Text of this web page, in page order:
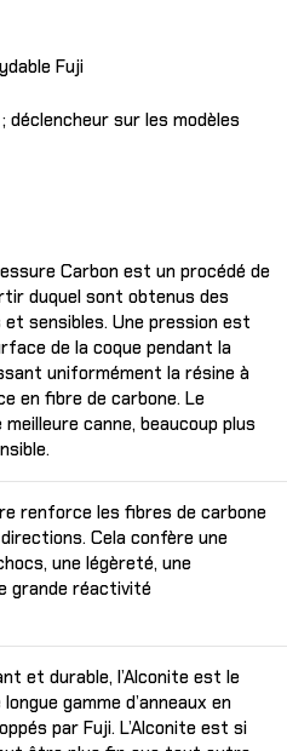
Fuji
déclencheur sur les modèles
Carbon est un procédé de
duquel sont obtenus des
sensibles. Une pression est
de la coque pendant la
uniformément la résine à
en fibre de carbone. Le
canne, beaucoup plus
renforce les fibres de carbone
Cela confère une
une légèreté, une
grande réactivité
et durable, l’Alconite est le
gamme d’anneaux en
par Fuji. L’Alconite est si